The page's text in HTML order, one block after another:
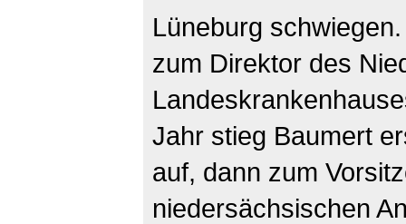
Lüneburg
zum Direktor des
Jahr stieg Baumert
auf, dann zum
niedersächsischen